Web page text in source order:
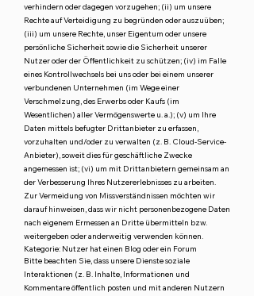
verhindern oder dagegen vorzugehen; (ii) um unsere
Rechte auf Verteidigung zu begründen oder auszuüben;
(iii) um unsere Rechte, unser Eigentum oder unsere
persönliche Sicherheit sowie die Sicherheit unserer
Nutzer oder der Öffentlichkeit zu schützen; (iv) im Falle
eines Kontrollwechsels bei uns oder bei einem unserer
verbundenen Unternehmen (im Wege einer
Verschmelzung, des Erwerbs oder Kaufs (im
Wesentlichen) aller Vermögenswerte u. a.); (v) um Ihre
Daten mittels befugter Drittanbieter zu erfassen,
vorzuhalten und/oder zu verwalten (z. B. Cloud-Service-
Anbieter), soweit dies für geschäftliche Zwecke
angemessen ist; (vi) um mit Drittanbietern gemeinsam an
der Verbesserung Ihres Nutzererlebnisses zu arbeiten.
Zur Vermeidung von Missverständnissen möchten wir
darauf hinweisen, dass wir nicht personenbezogene Daten
nach eigenem Ermessen an Dritte übermitteln bzw.
weitergeben oder anderweitig verwenden können.
Kategorie: Nutzer hat einen Blog oder ein Forum
Bitte beachten Sie, dass unsere Dienste soziale
Interaktionen (z. B. Inhalte, Informationen und
Kommentare öffentlich posten und mit anderen Nutzern